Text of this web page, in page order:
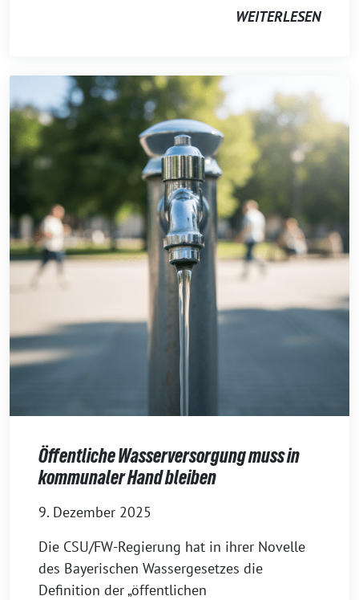
WEITERLESEN
Öffentliche Wasserversorgung muss in
kommunaler Hand bleiben
9. Dezember 2025
Die CSU/FW-Regierung hat in ihrer Novelle
des Bayerischen Wassergesetzes die
Definition der „öffentlichen